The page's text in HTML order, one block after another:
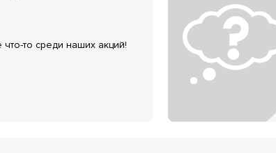
то среди наших акций!